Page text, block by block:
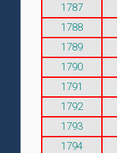
1787
1788
1789
1790
1791
1792
1793
1794